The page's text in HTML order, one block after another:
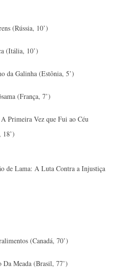
(Rússia, 10’)
(Itália, 10’)
da Galinha (Estônia, 5’)
(França, 7’)
Primeira Vez que Fui ao Céu
de Lama: A Luta Contra a Injustiça
(Canadá, 70’)
Da Meada (Brasil, 77’)